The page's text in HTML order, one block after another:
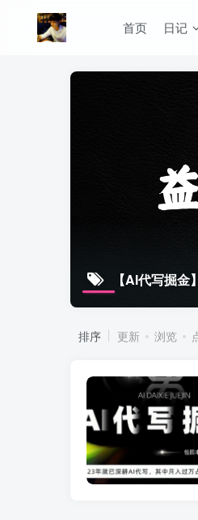
首页 日记
【AI代写掘
排序 更新 浏览